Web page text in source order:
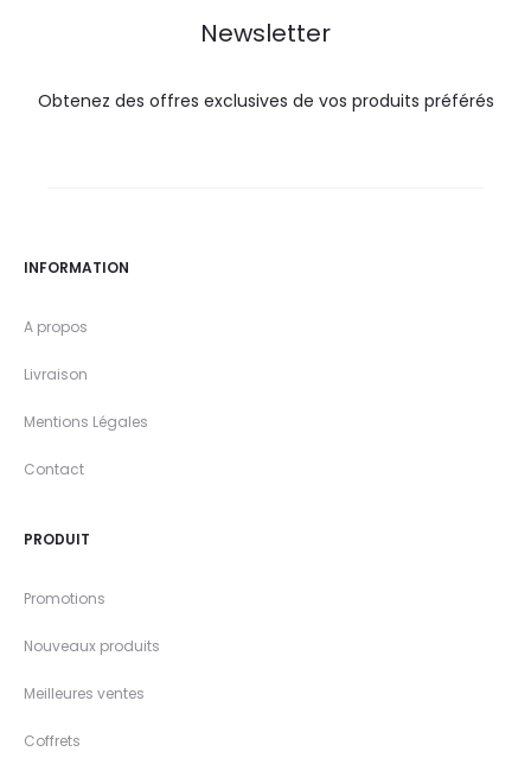
Newsletter
Obtenez des offres exclusives de vos produits préférés
INFORMATION
A propos
Livraison
Mentions Légales
Contact
PRODUIT
Promotions
Nouveaux produits
Meilleures ventes
Coffrets